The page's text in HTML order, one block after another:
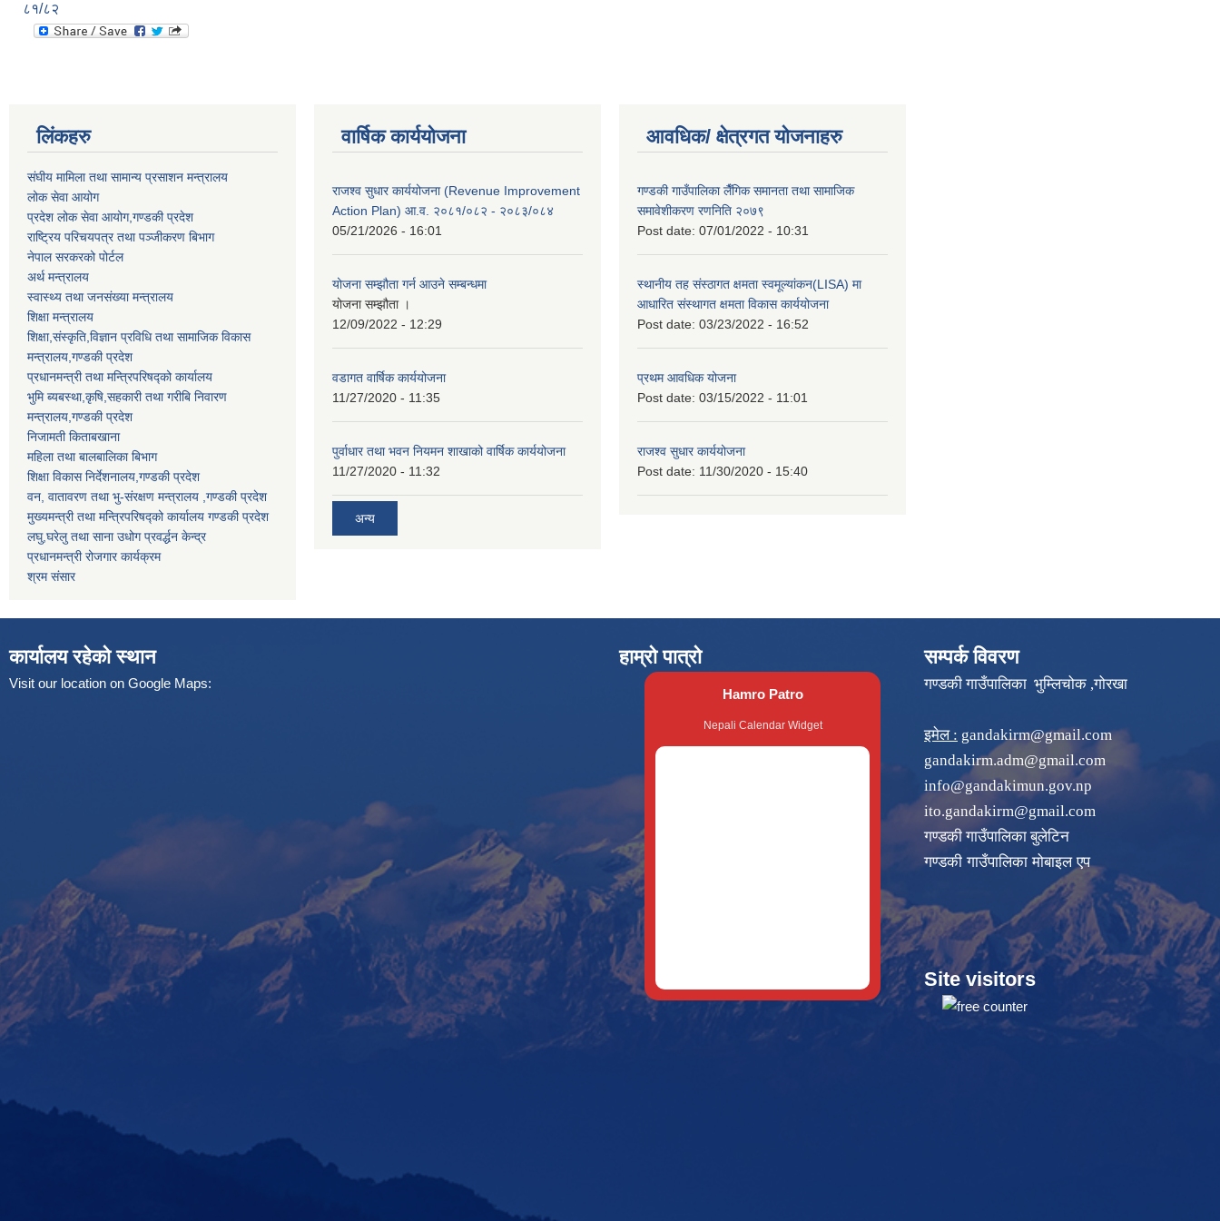
८१/८२
लिंकहरु
संघीय मामिला तथा सामान्य प्रसाशन मन्त्रालय
लोक सेवा आयोग
प्रदेश लोक सेवा आयोग,गण्डकी प्रदेश
राष्ट्रिय परिचयपत्र तथा पञ्जीकरण बिभाग
नेपाल सरकरको पोर्टल
अर्थ मन्त्रालय
स्वास्थ्य तथा जनसंख्या मन्त्रालय
शिक्षा मन्त्रालय
शिक्षा,संस्कृति,विज्ञान प्रविधि तथा सामाजिक विकास
मन्त्रालय,गण्डकी प्रदेश
प्रधानमन्त्री तथा मन्त्रिपरिषद्को कार्यालय
भुमि ब्यबस्था,कृषि,सहकारी तथा गरीबि निवारण
मन्त्रालय,गण्डकी प्रदेश
निजामती किताबखाना
महिला तथा बालबालिका बिभाग
शिक्षा विकास निर्देशनालय,गण्डकी प्रदेश
वन, वातावरण तथा भु-संरक्षण मन्त्रालय ,गण्डकी प्रदेश
मुख्यमन्त्री तथा मन्त्रिपरिषद्को कार्यालय गण्डकी प्रदेश
लघु,घरेलु तथा साना उधोग प्रवर्द्धन केन्द्र
प्रधानमन्त्री रोजगार कार्यक्रम
श्रम संसार
वार्षिक कार्ययोजना
राजश्व सुधार कार्ययोजना (Revenue Improvement
Action Plan) आ.व. २०८१/०८२ - २०८३/०८४
05/21/2026 - 16:01
योजना सम्झौता गर्न आउने सम्बन्धमा
योजना सम्झौता ।
12/09/2022 - 12:29
वडागत वार्षिक कार्ययोजना
11/27/2020 - 11:35
पुर्वाधार तथा भवन नियमन शाखाको वार्षिक कार्ययोजना
11/27/2020 - 11:32
अन्य
आवधिक/ क्षेत्रगत योजनाहरु
गण्डकी गाउँपालिका लैँगिक समानता तथा सामाजिक
समावेशीकरण रणनिति २०७९
Post date: 07/01/2022 - 10:31
स्थानीय तह संस्ठागत क्षमता स्वमूल्यांकन(LISA) मा
आधारित संस्थागत क्षमता विकास कार्ययोजना
Post date: 03/23/2022 - 16:52
प्रथम आवधिक योजना
Post date: 03/15/2022 - 11:01
राजश्व सुधार कार्ययोजना
Post date: 11/30/2020 - 15:40
कार्यालय रहेको स्थान
Visit our location on Google Maps:
हाम्रो पात्रो
Hamro Patro
Nepali Calendar Widget
सम्पर्क विवरण
गण्डकी गाउँपालिका भुम्लिचोक ,गोरखा
इमेल : gandakirm@gmail.com
gandakirm.adm@gmail.com
info@gandakimun.gov.np
ito.gandakirm@gmail.com
गण्डकी गाउँपालिका बुलेटिन
गण्डकी गाउँपालिका मोबाइल एप
Site visitors